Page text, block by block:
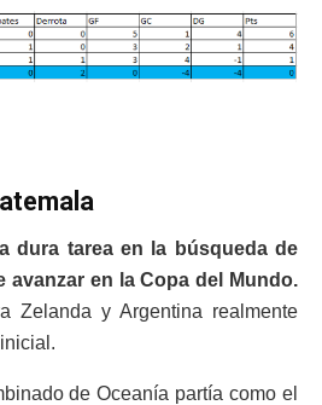
dura tarea en la búsqueda de
avanzar en la Copa del Mundo.
Zelanda y Argentina realmente
de Oceanía partía como el